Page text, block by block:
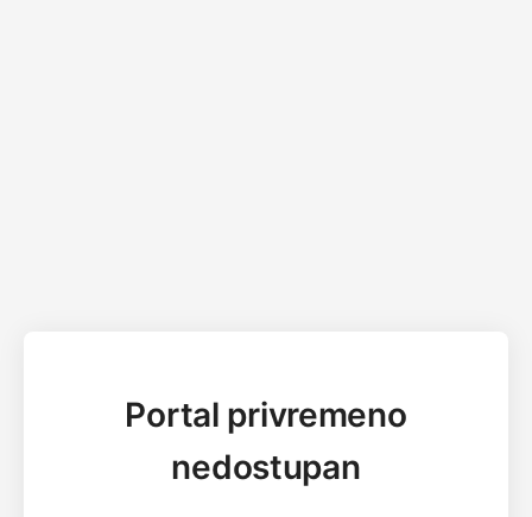
Portal privremeno
nedostupan